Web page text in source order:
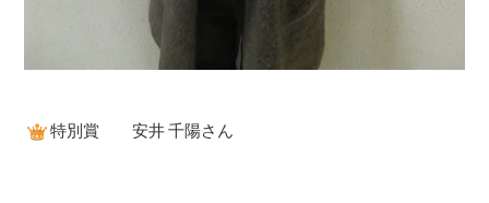
特別賞 安井 千陽さん